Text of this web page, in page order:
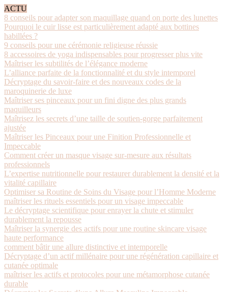
ACTU
8 conseils pour adapter son maquillage quand on porte des lunettes
Pourquoi le cuir lisse est particulièrement adapté aux bottines
habillées ?
9 conseils pour une cérémonie religieuse réussie
8 accessoires de yoga indispensables pour progresser plus vite
Maîtriser les subtilités de l’élégance moderne
L’alliance parfaite de la fonctionnalité et du style intemporel
Décryptage du savoir-faire et des nouveaux codes de la
maroquinerie de luxe
Maîtriser ses pinceaux pour un fini digne des plus grands
maquilleurs
Maîtrisez les secrets d’une taille de soutien-gorge parfaitement
ajustée
Maîtriser les Pinceaux pour une Finition Professionnelle et
Impeccable
Comment créer un masque visage sur-mesure aux résultats
professionnels
L’expertise nutritionnelle pour restaurer durablement la densité et la
vitalité capillaire
Optimiser sa Routine de Soins du Visage pour l’Homme Moderne
maîtriser les rituels essentiels pour un visage impeccable
Le décryptage scientifique pour enrayer la chute et stimuler
durablement la repousse
Maîtriser la synergie des actifs pour une routine skincare visage
haute performance
comment bâtir une allure distinctive et intemporelle
Décryptage d’un actif millénaire pour une régénération capillaire et
cutanée optimale
maîtriser les actifs et protocoles pour une métamorphose cutanée
durable